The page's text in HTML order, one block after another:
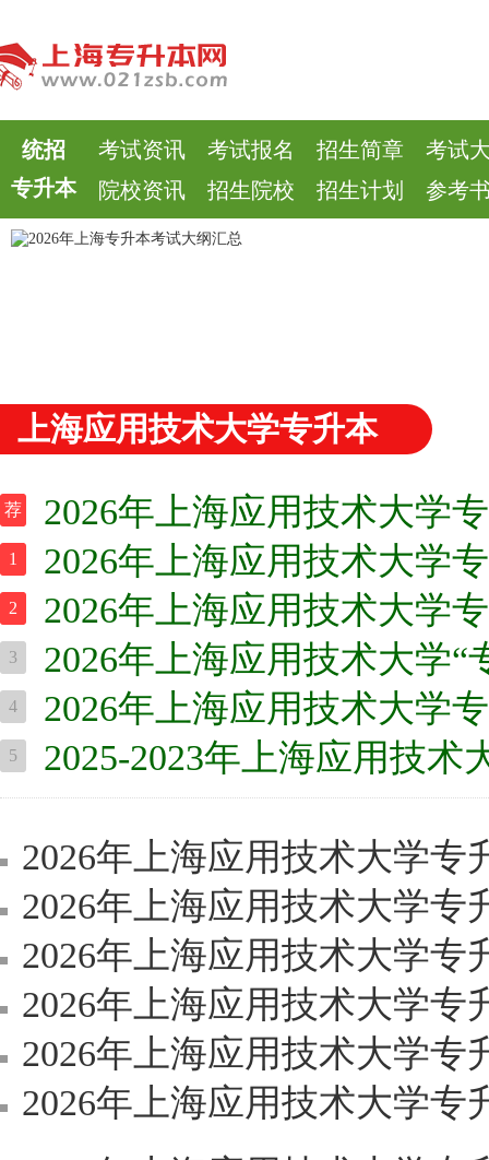
统招
专升本
考试资讯 考试报名 招生简章
考试
院校资讯
招生院校 招生计划 参考
上海应用技术大学专升本
荐 2026年上海应用技术大学
1 2026年上海应用技术大学
2 2026年上海应用技术大学
3 2026年上海应用技术大学“
4 2026年上海应用技术大学专升本招生可报考
5 2025-2023年上海应用技术大
2026年上海应用技术大学专升本（
2026年上海应用技术大学专升本退役士兵
2026年上海应用技术大学专
2026年上海应用技术大学专
2026年上海应用技术大学专
2026年上海应用技术大学专